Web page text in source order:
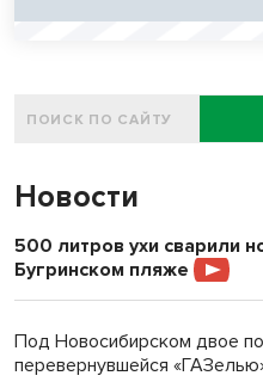
Новости
500 литров ухи сварили
Бугринском пляже
Под Новосибирском двое
перевернувшейся